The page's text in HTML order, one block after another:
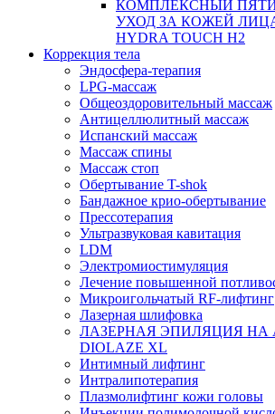
КОМПЛЕКСНЫЙ
УХОД ЗА КОЖЕЙ
HYDRA TOUCH H2
Коррекция тела
Эндосфера-терапия
LPG-массаж
Общеоздоровительный массаж
Антицеллюлитный массаж
Испанский массаж
Массаж спины
Массаж стоп
Обертывание T-shok
Бандажное крио-обертывание
Прессотерапия
Ультразвуковая кавитация
LDM
Электромиостимуляция
Лечение повышенной
Микроигольчатый RF-лифтинг
Лазерная шлифовка
ЛАЗЕРНАЯ ЭПИЛЯЦИЯ НА
DIOLAZE XL
Интимный лифтинг
Интралипотерапия
Плазмолифтинг кожи головы